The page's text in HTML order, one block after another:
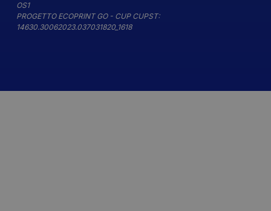
OS1
PROGETTO ECOPRINT GO - CUP CUPST:
14630.30062023.037031820_1618